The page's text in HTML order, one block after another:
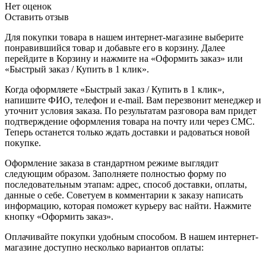
Нет оценок
Оставить отзыв
Для покупки товара в нашем интернет-магазине выберите
понравившийся товар и добавьте его в корзину. Далее
перейдите в Корзину и нажмите на «Оформить заказ» или
«Быстрый заказ / Купить в 1 клик».
Когда оформляете «Быстрый заказ / Купить в 1 клик»,
напишите ФИО, телефон и e-mail. Вам перезвонит менеджер и
уточнит условия заказа. По результатам разговора вам придет
подтверждение оформления товара на почту или через СМС.
Теперь останется только ждать доставки и радоваться новой
покупке.
Оформление заказа в стандартном режиме выглядит
следующим образом. Заполняете полностью форму по
последовательным этапам: адрес, способ доставки, оплаты,
данные о себе. Советуем в комментарии к заказу написать
информацию, которая поможет курьеру вас найти. Нажмите
кнопку «Оформить заказ».
Оплачивайте покупки удобным способом. В нашем интернет-
магазине доступно несколько вариантов оплаты: